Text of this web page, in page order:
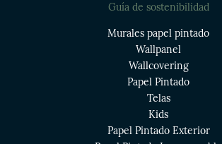
Guía de sostenibilidad
Murales papel pintado
Wallpanel
Wallcovering
Papel Pintado
Telas
Kids
Papel Pintado Exterior